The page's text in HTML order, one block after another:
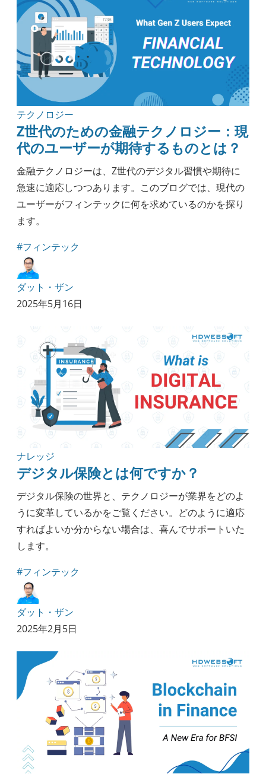
テクノロジー
Z世代のための金融テクノロジー：現
代のユーザーが期待するものとは？
金融テクノロジーは、Z世代のデジタル習慣や期待に
急速に適応しつつあります。このブログでは、現代の
ユーザーがフィンテックに何を求めているのかを探り
ます。
#フィンテック
ダット・ザン
2025年5月16日
ナレッジ
デジタル保険とは何ですか？
デジタル保険の世界と、テクノロジーが業界をどのよ
うに変革しているかをご覧ください。どのように適応
すればよいか分からない場合は、喜んでサポートいた
します。
#フィンテック
ダット・ザン
2025年2月5日